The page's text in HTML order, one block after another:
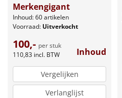
Merkengigant
Inhoud: 60 artikelen
Voorraad: Uitverkocht
100,- per stuk
110,83 incl. BTW Inhoud
Vergelijken
Verlanglijst